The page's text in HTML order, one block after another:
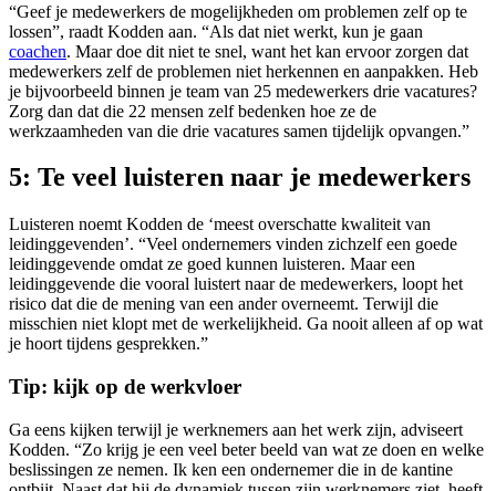
“Geef je medewerkers de mogelijkheden om problemen zelf op te
lossen”, raadt Kodden aan. “Als dat niet werkt, kun je gaan
coachen. Maar doe dit niet te snel, want het kan ervoor zorgen dat
medewerkers zelf de problemen niet herkennen en aanpakken. Heb
je bijvoorbeeld binnen je team van 25 medewerkers drie vacatures?
Zorg dan dat die 22 mensen zelf bedenken hoe ze de
werkzaamheden van die drie vacatures samen tijdelijk opvangen.”
5: Te veel luisteren naar je medewerkers
Luisteren noemt Kodden de ‘meest overschatte kwaliteit van
leidinggevenden’. “Veel ondernemers vinden zichzelf een goede
leidinggevende omdat ze goed kunnen luisteren. Maar een
leidinggevende die vooral luistert naar de medewerkers, loopt het
risico dat die de mening van een ander overneemt. Terwijl die
misschien niet klopt met de werkelijkheid. Ga nooit alleen af op wat
je hoort tijdens gesprekken.”
Tip: kijk op de werkvloer
Ga eens kijken terwijl je werknemers aan het werk zijn, adviseert
Kodden. “Zo krijg je een veel beter beeld van wat ze doen en welke
beslissingen ze nemen. Ik ken een ondernemer die in de kantine